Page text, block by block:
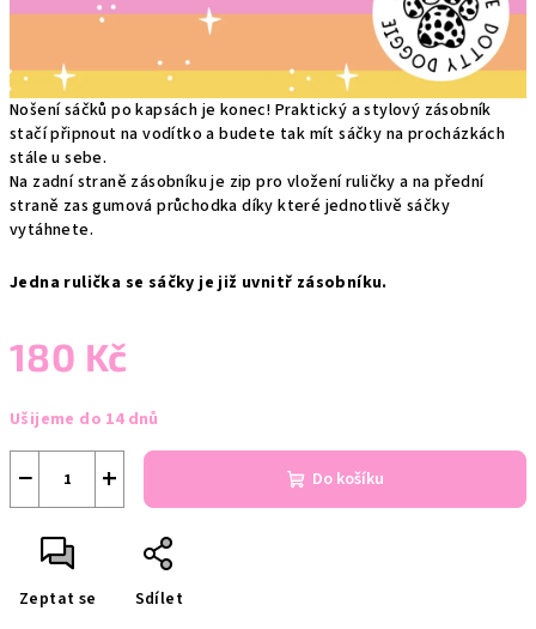
Nošení sáčků po kapsách je konec! Praktický a stylový zásobník
stačí připnout na vodítko a budete tak mít sáčky na procházkách
stále u sebe.
Na zadní straně zásobníku je zip pro vložení ruličky a na přední
straně zas gumová průchodka díky které jednotlivě sáčky
vytáhnete.
Jedna rulička se sáčky je již uvnitř zásobníku.
180 Kč
cena:
Ušijeme do 14 dnů
+
− Do košíku
Zeptat se Sdílet